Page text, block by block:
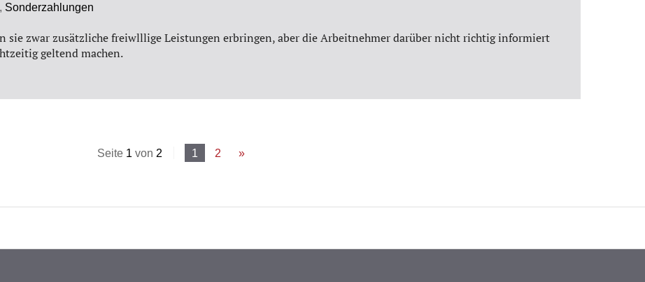
, Sonderzahlungen
sie zwar zusätzliche freiwlllige Leistungen erbringen, aber die Arbeitnehmer darüber nicht richtig informiert
geltend machen.
Seite 1 von 2 1 2 »